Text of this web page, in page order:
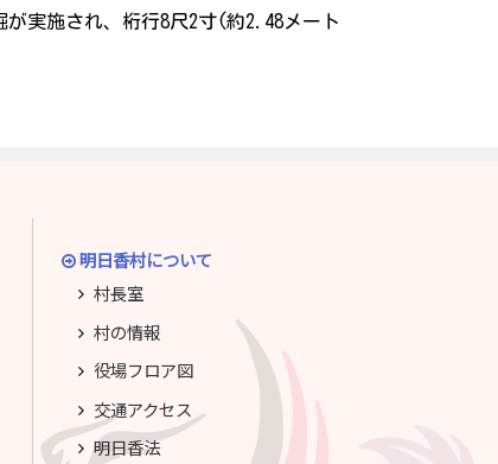
実施され、桁行8尺2寸(約2.48メート
明日香村について
村長室
村の情報
役場フロア図
交通アクセス
明日香法